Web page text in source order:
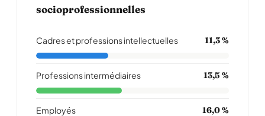
socioprofessionnelles
Cadres et professions intellectuelles 11,3 %
Professions intermédiaires 13,5 %
Employés 16,0 %